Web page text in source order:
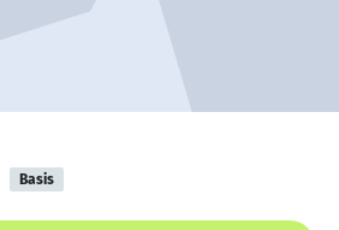
Basis